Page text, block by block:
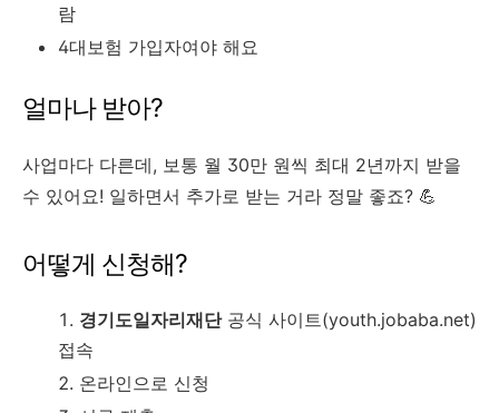
람
4대보험 가입자여야 해요
얼마나 받아?
사업마다 다른데, 보통 월 30만 원씩 최대 2년까지 받을
수 있어요! 일하면서 추가로 받는 거라 정말 좋죠? 💪
어떻게 신청해?
경기도일자리재단공식 사이트(youth.jobaba.net)
접속
온라인으로 신청